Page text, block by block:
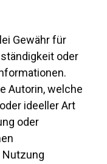
Gewähr für
oder
Autorin, welche
ideeller Art
oder
Nutzung